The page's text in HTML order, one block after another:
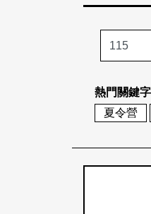
熱門關鍵字
夏令營